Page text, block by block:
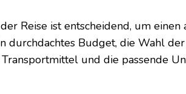
Reise ist entscheidend, um
durchdachtes Budget, die Wahl
und die passende